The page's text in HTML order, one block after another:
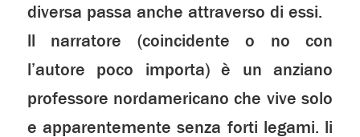
diversa passa anche attraverso di essi.
ll narratore (coincidente o no con
l’autore poco importa) è un anziano
professore nordamericano che vive solo
e apparentemente senza forti legami. li